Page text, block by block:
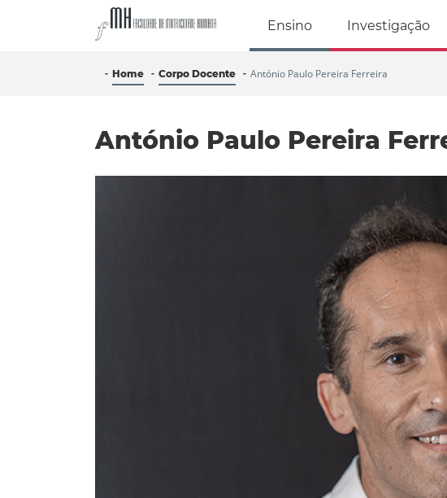
Faculdade de
Ensino Investigação
Home Corpo Docente António Paulo Pereira Ferreira
António Paulo Pereira